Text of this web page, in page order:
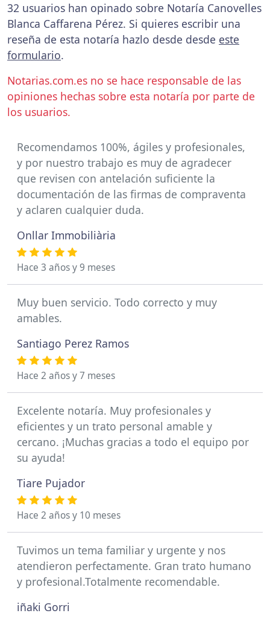
32 usuarios han opinado sobre Notaría Canovelles
Blanca Caffarena Pérez. Si quieres escribir una
reseña de esta notaría hazlo desde desde este
formulario.
Notarias.com.es no se hace responsable de las
opiniones hechas sobre esta notaría por parte de
los usuarios.
Recomendamos 100%, ágiles y profesionales,
y por nuestro trabajo es muy de agradecer
que revisen con antelación suficiente la
documentación de las firmas de compraventa
y aclaren cualquier duda.
Onllar Immobiliària
Hace 3 años y 9 meses
Muy buen servicio. Todo correcto y muy
amables.
Santiago Perez Ramos
Hace 2 años y 7 meses
Excelente notaría. Muy profesionales y
eficientes y un trato personal amable y
cercano. ¡Muchas gracias a todo el equipo por
su ayuda!
Tiare Pujador
Hace 2 años y 10 meses
Tuvimos un tema familiar y urgente y nos
atendieron perfectamente. Gran trato humano
y profesional.Totalmente recomendable.
iñaki Gorri